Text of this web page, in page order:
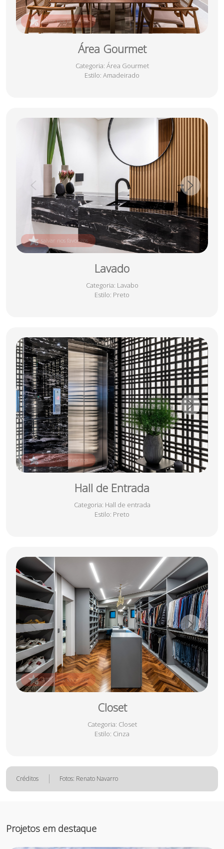
Área Gourmet
Categoria: Área Gourmet
Estilo: Amadeirado
salvar nos favoritos
Lavado
Categoria: Lavabo
Estilo: Preto
salvar nos favoritos
Hall de Entrada
Categoria: Hall de entrada
Estilo: Preto
salvar nos favoritos
Closet
Categoria: Closet
Estilo: Cinza
salvar nos favoritos
Créditos Fotos: Renato Navarro
Projetos em destaque